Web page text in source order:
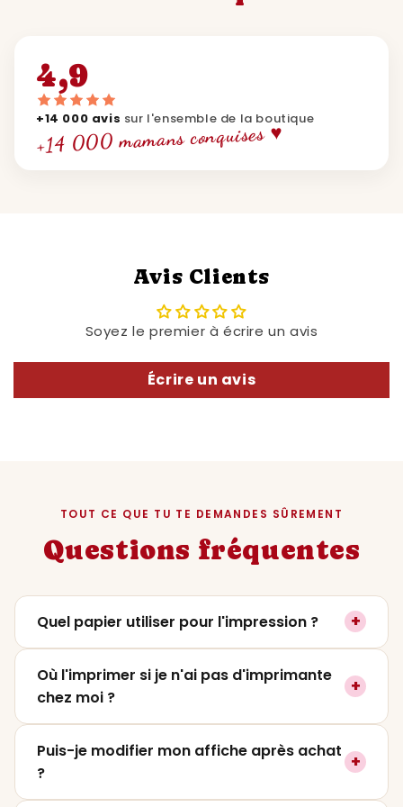
4,9
+14 000 avis sur l'ensemble de la boutique
+14 000 mamans conquises ♥
Avis Clients
Soyez le premier à écrire un avis
Écrire un avis
TOUT CE QUE TU TE DEMANDES SÛREMENT
Questions fréquentes
Quel papier utiliser pour l'impression ? +
On recommande un papier mat ou satiné
entre200 et 250g
pour un rendu premium. Le
papier classique 80g qui ne rendra pas
justice aux couleurs.
Où l'imprimer si je n'ai pas d'imprimante
chez moi ?
+
Tu peux l'imprimer dansn'importe quelle
imprimerie
Puis-je modifier mon affiche après achat
?
+